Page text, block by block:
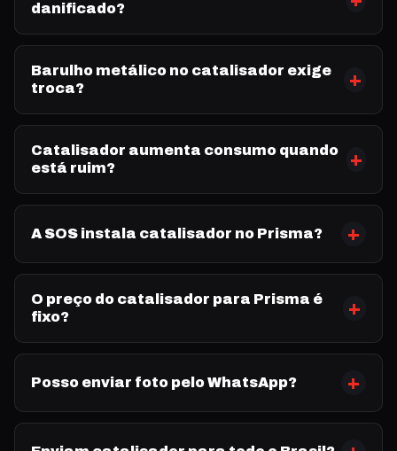
danificado?
Barulho metálico no catalisador exige
troca?
Catalisador aumenta consumo quando
está ruim?
A SOS instala catalisador no Prisma?
O preço do catalisador para Prisma é
fixo?
Posso enviar foto pelo WhatsApp?